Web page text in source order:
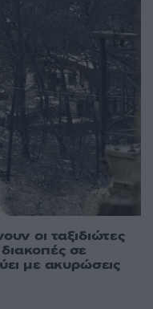
οι ταξιδιώτες
σε
με ακυρώσεις